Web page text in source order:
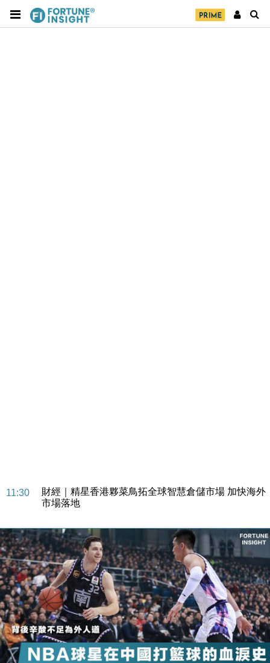
11:30
財經｜精星香港夥菜鳥拓全球智慧倉儲市場 加快海外
市場落地
東京半島
13:12
國際｜特朗普赴洛杉磯高球場活動前 男子攜槍彈被捕
12:30
財經｜香港7月PMI回落至51 企業擴張放慢兼縮減人
手
11:40
財經｜黑石傳再籌逾360億美元 支援Anthropic租用
Google晶片
10:57
財經｜美商務部擬擴大金屬關稅範圍 14類產品或加徵
25%